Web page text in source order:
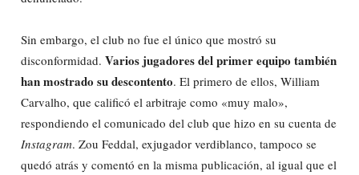
Sin embargo, el club no fue el único que mostró su
disconformidad. Varios jugadores del primer equipo también
han mostrado su descontento. El primero de ellos, William
Carvalho, que calificó el arbitraje como «muy malo»,
respondiendo el comunicado del club que hizo en su cuenta de
Instagram. Zou Feddal, exjugador verdiblanco, tampoco se
quedó atrás y comentó en la misma publicación, al igual que el